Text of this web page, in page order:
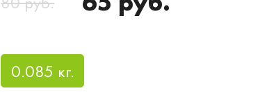
0.085 кг.